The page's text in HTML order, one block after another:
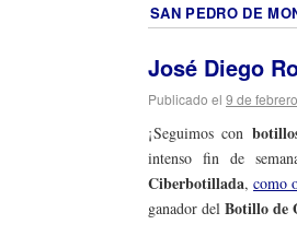
SAN PEDRO DE
José Diego
Publicado el 9 de
¡Seguimos con
intenso fin de
Ciberbotillada,como
ganador del Botillo de